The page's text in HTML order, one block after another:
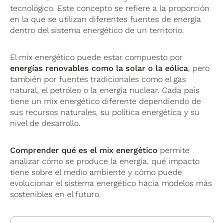
tecnológico. Este concepto se refiere a la proporción
en la que se utilizan diferentes fuentes de energía
dentro del sistema energético de un territorio.
El mix energético puede estar compuesto por
energías renovables como la solar o la eólica, pero
también por fuentes tradicionales como el gas
natural, el petróleo o la energía nuclear. Cada país
tiene un mix energético diferente dependiendo de
sus recursos naturales, su política energética y su
nivel de desarrollo.
Comprender qué es el mix energético permite
analizar cómo se produce la energía, qué impacto
tiene sobre el medio ambiente y cómo puede
evolucionar el sistema energético hacia modelos más
sostenibles en el futuro.